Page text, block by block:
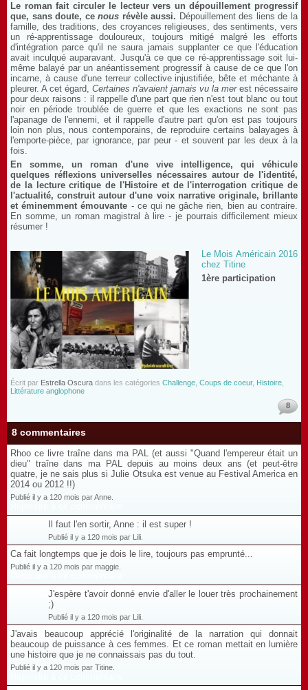
Le roman fait circuler le lecteur vers un dépouillement progressif
que, sans doute, cenous révèle aussi. Dépouillement des liens de la
famille, des traditions, des croyances religieuses, des sentiments, vers
un ré-apprentissage douloureux, toujours mitigé malgré les efforts
d'intégration parce qu'il ne saura jamais supplanter ce que l'éducation
avait inculqué auparavant. Jusqu'à ce que ce ré-apprentissage soit lui-
même balayé par un anéantissement progressif à cause de ce que l'on
incarne, à cause d'une terreur collective injustifiée, bête et méchante à
pleurer. A cet égard, Certaines n'avaient jamais vu la merest nécessaire
pour deux raisons : il rappelle d'une part que rien n'est tout blanc ou tout
noir en période troublée de guerre et que les exactions ne sont pas
l'apanage de l'ennemi, et il rappelle d'autre part qu'on est pas toujours
loin non plus, nous contemporains, de reproduire certains balayages à
l'emporte-pièce, par ignorance, par peur - et souvent par les deux à la
fois.
En somme, un roman d'une vive intelligence, qui véhicule
quelques réflexions universelles nécessaires autour de l'identité,
de la lecture critique de l'Histoire et de l'interrogation critique de
l'actualité, construit autour d'une voix narrative originale, brillante
et éminemment émouvante - ce qui ne gâche rien, bien au contraire.
En somme, un roman magistral à lire - je pourrais difficilement mieux
résumer !
Le Mois Américain 2016
chez Titine
1ère participation
Écrit par Estrella Oscura dans les catégories Challenge Coups de coeur, Histoire
Littérature anglophone
8
8 commentaires
Rhoo ce livre traîne dans ma PAL (et aussi "Quand l'empereur était un
dieu" traîne dans ma PAL depuis au moins deux ans (et peut-être
quatre, je ne sais plus si Julie Otsuka est venue au Festival America en
2014 ou 2012 !!)
Publié il y a 120 mois par Anne.
Il faut l'en sortir, Anne : il est super !
Publié il y a 120 mois par Lili.
Ca fait longtemps que je dois le lire, toujours pas emprunté...
Publié il y a 120 mois par maggie.
J'espère t'avoir donné envie d'aller le louer très prochainement
;)
Publié il y a 120 mois par Lili.
J'avais beaucoup apprécié l'originalité de la narration qui donnait
beaucoup de puissance à ces femmes. Et ce roman mettait en lumière
une histoire que je ne connaissais pas du tout.
Publié il y a 120 mois par Titine.